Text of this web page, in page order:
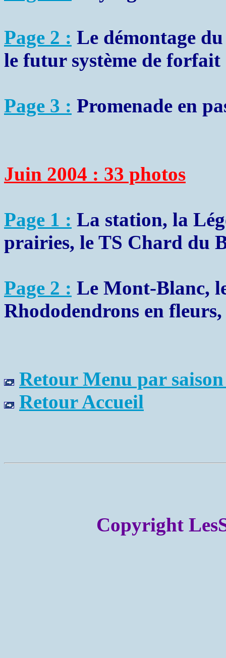
Page 2 : Le démontage
le futur système de
Page 3 : Promenade en
Juin 2004 : 33 photos
Page 1 : La station, la
prairies, le TS Chard du
Page 2 : Le Mont-Blanc,
Rhododendrons en fleurs,
Retour Menu par saison
Retour Accueil
Copyright